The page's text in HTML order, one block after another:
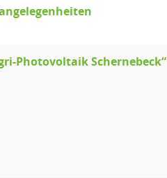
Photovoltaik Schernebeck“